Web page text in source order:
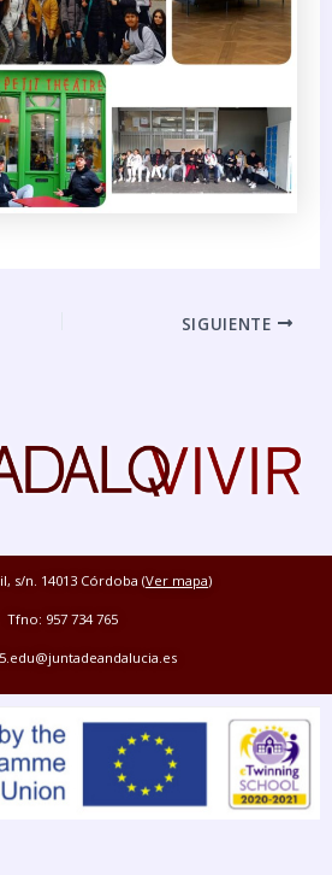
SIGUIENTE
s/n. 14013 Córdoba (Ver mapa)
Tfno: 957 734 765